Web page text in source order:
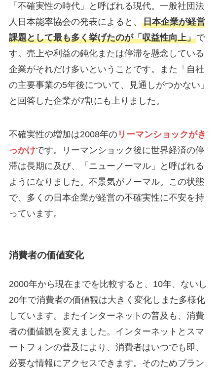
「不確実性の時代」と呼ばれる現代。一般社団法
人日本能率協会の発表によると、 日本企業が経営
課題として最も多く挙げたのが「収益性向上」で
す。売上や利益の鈍化または停滞を懸念している
企業がそれだけ多いということです。また「自社
の主要事業の5年後について、見通しがつかない」
と回答した企業が7割にも上りました。
不確実性の増加は2008年のリーマンショックがき
っかけです。リーマンショック後に世界経済の停
滞は長期に及び、「ニューノーマル」と呼ばれる
ようになりました。不景気がノーマル。この状態
で、多くの日本企業が経営の不確実性に不安を持
っています。
消費者の価値変化
2000年から現在までを比較すると、10年、ないし
20年で消費者の価値観は大きく変化しまた多様化
しています。またインターネットの普及も、消費
者の価値観を変えました。インターネットとスマ
ートフォンの普及により、消費者はいつでも即、
必要な情報にアクセスできます。そのためブラン